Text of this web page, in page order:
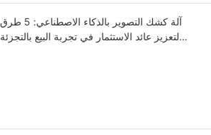
آلة كشك التصوير بالذكاء الاصطناعي: 5 طرق
لتعزيز عائد الاستثمار في تجربة البيع بالتجزئة